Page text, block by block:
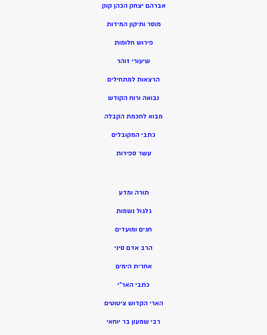
אברהם יצחק הכהן קוק
מוסר ותיקון המידות
פירוש חלומות
שיעורי זוהר
הרצאות למתחילים
נבואה ורוח הקודש
מבוא לחכמת הקבלה
כתבי המקובלים
עשר ספירות
תורה ומדע
גלגול נשמות
חגים ומועדים
הרב אדם סיני
אחרית הימים
כתבי האר”י
הארי הקדוש ציטוטים
רבי שמעון בר יוחאי